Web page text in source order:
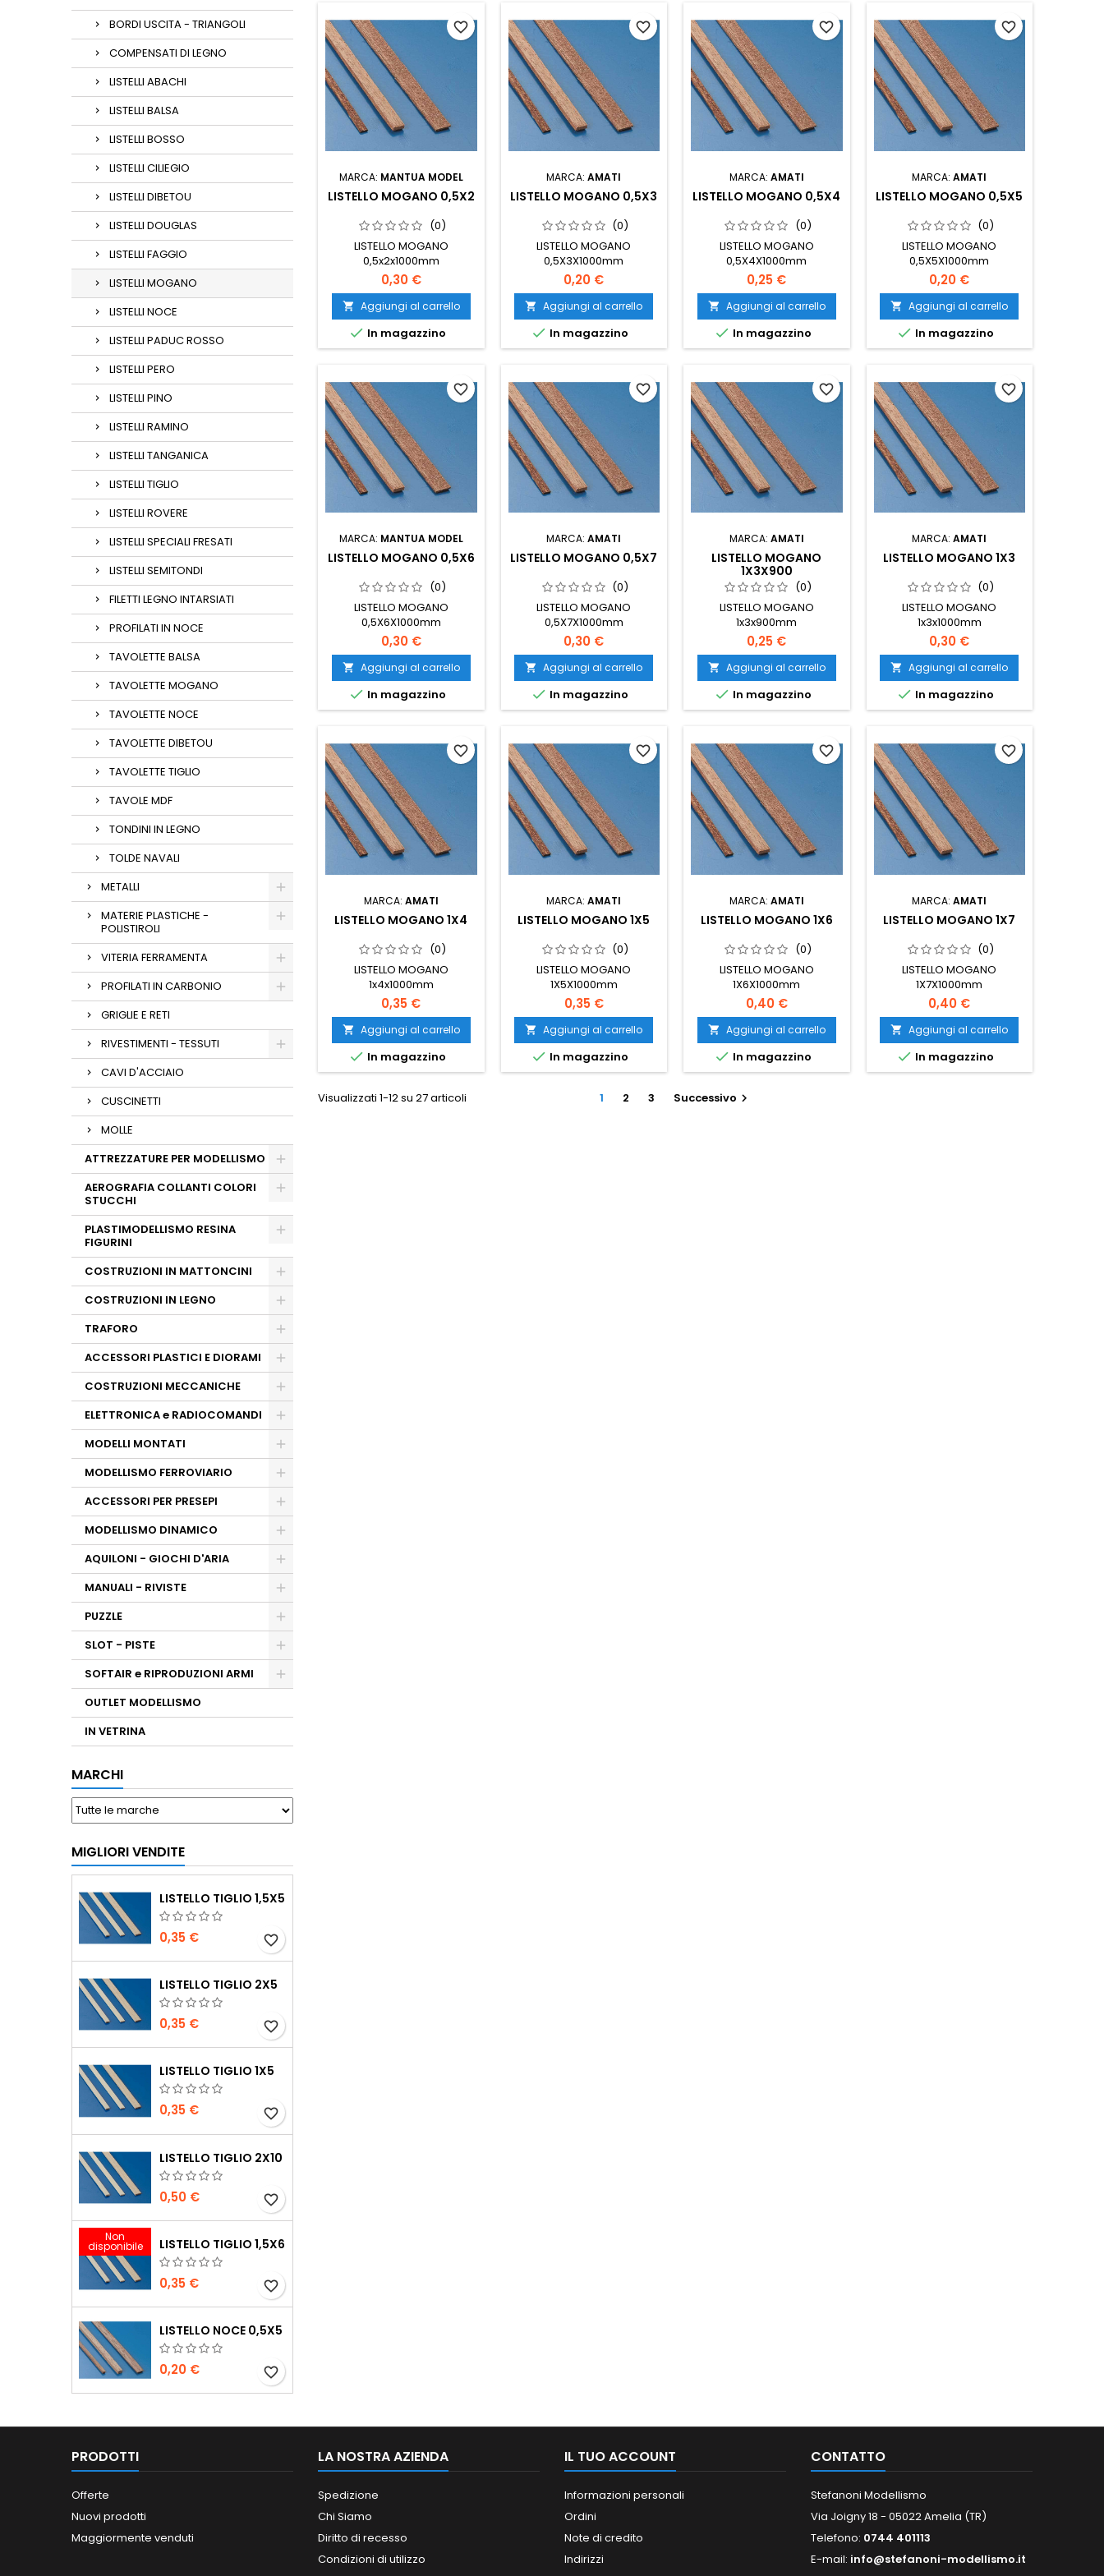
BORDI USCITA - TRIANGOLI
COMPENSATI DI LEGNO
LISTELLI ABACHI
LISTELLI BALSA
LISTELLI BOSSO
LISTELLI CILIEGIO
LISTELLI DIBETOU
LISTELLI DOUGLAS
LISTELLI FAGGIO
LISTELLI MOGANO
LISTELLI NOCE
LISTELLI PADUC ROSSO
LISTELLI PERO
LISTELLI PINO
LISTELLI RAMINO
LISTELLI TANGANICA
LISTELLI TIGLIO
LISTELLI ROVERE
LISTELLI SPECIALI FRESATI
LISTELLI SEMITONDI
FILETTI LEGNO INTARSIATI
PROFILATI IN NOCE
TAVOLETTE BALSA
TAVOLETTE MOGANO
TAVOLETTE NOCE
TAVOLETTE DIBETOU
TAVOLETTE TIGLIO
TAVOLE MDF
TONDINI IN LEGNO
TOLDE NAVALI
METALLI
MATERIE PLASTICHE -
POLISTIROLI
VITERIA FERRAMENTA
PROFILATI IN CARBONIO
GRIGLIE E RETI
RIVESTIMENTI - TESSUTI
CAVI D'ACCIAIO
CUSCINETTI
MOLLE
ATTREZZATURE PER MODELLISMO
AEROGRAFIA COLLANTI COLORI
STUCCHI
PLASTIMODELLISMO RESINA
FIGURINI
COSTRUZIONI IN MATTONCINI
COSTRUZIONI IN LEGNO
TRAFORO
ACCESSORI PLASTICI E DIORAMI
COSTRUZIONI MECCANICHE
ELETTRONICA e RADIOCOMANDI
MODELLI MONTATI
MODELLISMO FERROVIARIO
ACCESSORI PER PRESEPI
MODELLISMO DINAMICO
AQUILONI - GIOCHI D'ARIA
MANUALI - RIVISTE
PUZZLE
SLOT - PISTE
SOFTAIR e RIPRODUZIONI ARMI
OUTLET MODELLISMO
IN VETRINA
MARCHI
MIGLIORI VENDITE
LISTELLO TIGLIO 1,5X5
0,35 € favorite_border
LISTELLO TIGLIO 2X5
0,35 € favorite_border
LISTELLO TIGLIO 1X5
0,35 € favorite_border
LISTELLO TIGLIO 2X10
0,50 € favorite_border
Non
disponibile LISTELLO TIGLIO 1,5X6
0,35 € favorite_border
LISTELLO NOCE 0,5X5
0,20 € favorite_border
MARCA: MANTUA MODEL
LISTELLO MOGANO 0,5X2
(0)
LISTELLO MOGANO
0,5x2x1000mm
0,30 €
 Aggiungi al carrello
 In magazzino
favorite_border
MARCA:AMATI
LISTELLO MOGANO 0,5X3
(0)
LISTELLO MOGANO
0,5X3X1000mm
0,20 €
 Aggiungi al carrello
 In magazzino
favorite_border
MARCA: AMATI
LISTELLO MOGANO 0,5X4
(0)
LISTELLO MOGANO
0,5X4X1000mm
0,25 €
 Aggiungi al carrello
 In magazzino
favorite_border
MARCA:AMATI
LISTELLO MOGANO 0,5X5
(0)
LISTELLO MOGANO
0,5X5X1000mm
0,20 €
 Aggiungi al carrello
 In magazzino
favorite_border
MARCA: MANTUA MODEL
LISTELLO MOGANO 0,5X6
(0)
LISTELLO MOGANO
0,5X6X1000mm
0,30 €
 Aggiungi al carrello
 In magazzino
favorite_border
MARCA:AMATI
LISTELLO MOGANO 0,5X7
(0)
LISTELLO MOGANO
0,5X7X1000mm
0,30 €
 Aggiungi al carrello
 In magazzino
favorite_border
MARCA: AMATI
LISTELLO MOGANO
1X3X900
(0)
LISTELLO MOGANO
1x3x900mm
0,25 €
 Aggiungi al carrello
 In magazzino
favorite_border
MARCA:AMATI
LISTELLO MOGANO 1X3
(0)
LISTELLO MOGANO
1x3x1000mm
0,30 €
 Aggiungi al carrello
 In magazzino
favorite_border
MARCA: AMATI
LISTELLO MOGANO 1X4
(0)
LISTELLO MOGANO
1x4x1000mm
0,35 €
 Aggiungi al carrello
 In magazzino
favorite_border
MARCA:AMATI
LISTELLO MOGANO 1X5
(0)
LISTELLO MOGANO
1X5X1000mm
0,35 €
 Aggiungi al carrello
 In magazzino
favorite_border
MARCA: AMATI
LISTELLO MOGANO 1X6
(0)
LISTELLO MOGANO
1X6X1000mm
0,40 €
 Aggiungi al carrello
 In magazzino
favorite_border
MARCA:AMATI
LISTELLO MOGANO 1X7
(0)
LISTELLO MOGANO
1X7X1000mm
0,40 €
 Aggiungi al carrello
 In magazzino
favorite_border
Visualizzati 1-12 su 27 articoli 1 2 3 Successivo 
PRODOTTI
Offerte
Nuovi prodotti
Maggiormente venduti
LA NOSTRA AZIENDA
Spedizione
Chi Siamo
Diritto di recesso
Condizioni di utilizzo
IL TUO ACCOUNT
Informazioni personali
Ordini
Note di credito
Indirizzi
CONTATTO
Stefanoni Modellismo
Via Joigny 18 - 05022 Amelia (TR)
Telefono: 0744 401113
E-mail: info@stefanoni-modellismo.it